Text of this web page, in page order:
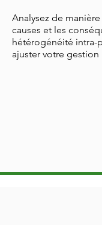
Analysez de
causes et les
hétérogénéité intra-
ajuster votre gestion